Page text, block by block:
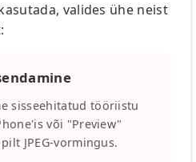
valides ühe neist
sisseehitatud tööriistu
või "Preview"
JPEG-vormingus.